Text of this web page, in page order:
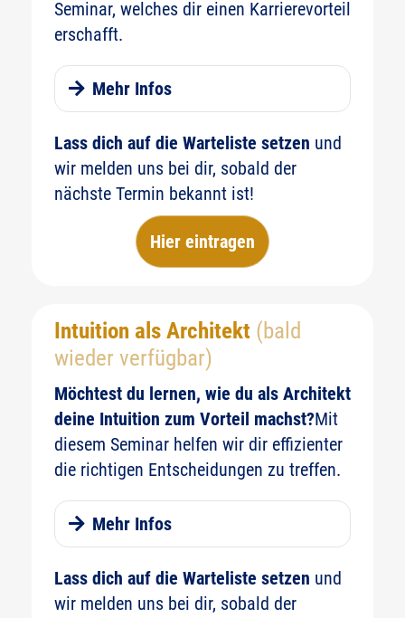
Seminar, welches dir einen Karrierevorteil
erschafft.
Mehr Infos
Erfolg haben
Lass dich auf die Warteliste setzen und
wir melden uns bei dir, sobald der
nächste Termin bekannt ist!
Hier eintragen
Intuition als Architekt (bald
wieder verfügbar)
Möchtest du lernen, wie du als Architekt
deine Intuition zum Vorteil machst?Mit
diesem Seminar helfen wir dir effizienter
die richtigen Entscheidungen zu treffen.
Mehr Infos
Architekten
Lass dich auf die Warteliste setzen und
wir melden uns bei dir, sobald der